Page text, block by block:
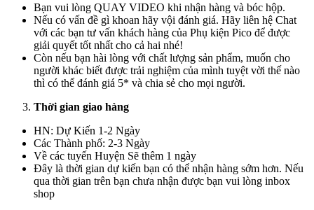
Bạn vui lòng QUAY VIDEO khi nhận hàng và bóc hộp.
Nếu có vấn đề gì khoan hãy vội đánh giá. Hãy liên hệ Chat
với các bạn tư vấn khách hàng của Phụ kiện Pico để được
giải quyết tốt nhất cho cả hai nhé!
Còn nếu bạn hài lòng với chất lượng sản phẩm, muốn cho
người khác biết được trải nghiệm của mình tuyệt vời thế nào
thì có thể đánh giá 5* và chia sẻ cho mọi người.
Thời gian giao hàng
HN: Dự Kiến 1-2 Ngày
Các Thành phố: 2-3 Ngày
Về các tuyến Huyện Sẽ thêm 1 ngày
Đây là thời gian dự kiến bạn có thể nhận hàng sớm hơn. Nếu
qua thời gian trên bạn chưa nhận được bạn vui lòng inbox
shop